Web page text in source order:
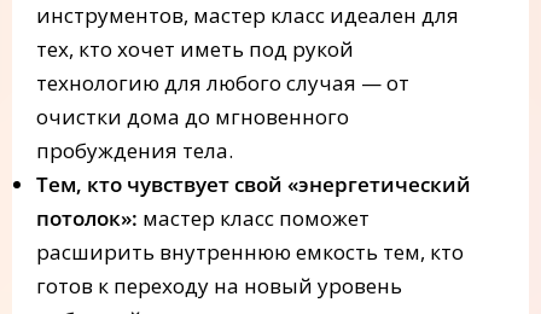
инструментов, мастер класс идеален для
тех, кто хочет иметь под рукой
технологию для любого случая — от
очистки дома до мгновенного
пробуждения тела.
Тем, кто чувствует свой «энергетический
потолок»: мастер класс поможет
расширить внутреннюю емкость тем, кто
готов к переходу на новый уровень